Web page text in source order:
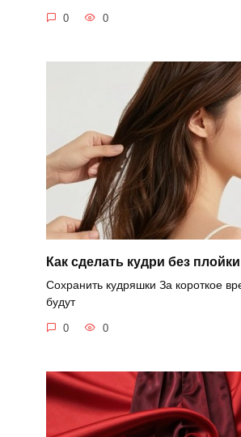
0 0
Как сделать кудри без
Сохранить кудряшки За короткое
будут
0 0